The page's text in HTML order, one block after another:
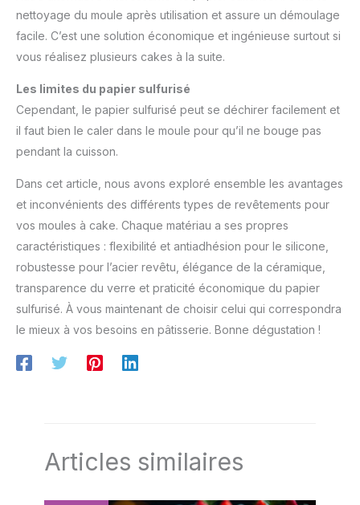
nettoyage du moule après utilisation et assure un démoulage
facile. C’est une solution économique et ingénieuse surtout si
vous réalisez plusieurs cakes à la suite.
Les limites du papier sulfurisé
Cependant, le papier sulfurisé peut se déchirer facilement et
il faut bien le caler dans le moule pour qu’il ne bouge pas
pendant la cuisson.
Dans cet article, nous avons exploré ensemble les avantages
et inconvénients des différents types de revêtements pour
vos moules à cake. Chaque matériau a ses propres
caractéristiques : flexibilité et antiadhésion pour le silicone,
robustesse pour l’acier revêtu, élégance de la céramique,
transparence du verre et praticité économique du papier
sulfurisé. À vous maintenant de choisir celui qui correspondra
le mieux à vos besoins en pâtisserie. Bonne dégustation !
Articles similaires